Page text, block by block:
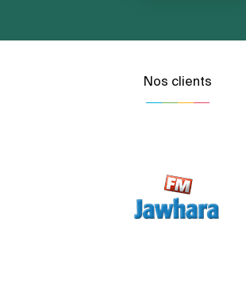
Nos clients